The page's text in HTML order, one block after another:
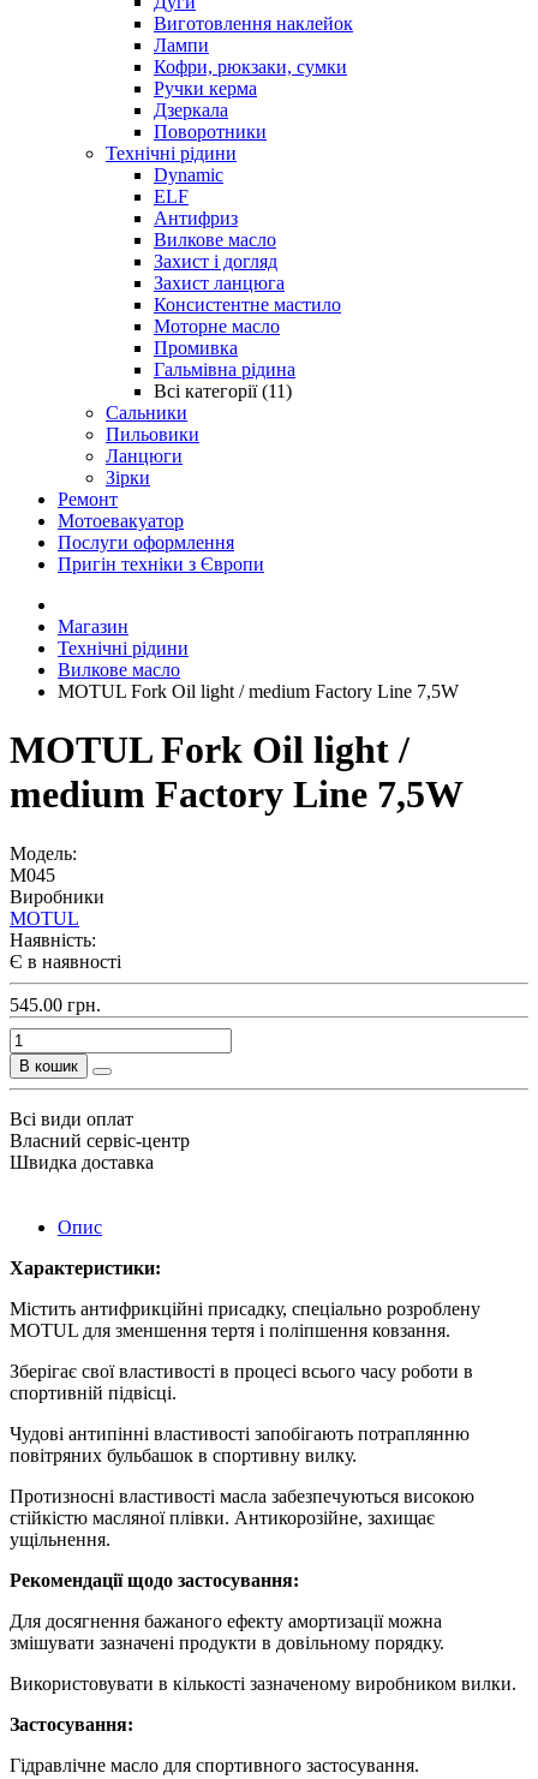
Виготовлення наклейок
Лампи
Кофри, рюкзаки, сумки
Ручки керма
Дзеркала
Поворотники
Технічні рідини
Dynamic
ELF
Антифриз
Вилкове масло
Захист і догляд
Захист ланцюга
Консистентне мастило
Моторне масло
Промивка
Гальмівна рідина
Всі категорії (11)
Сальники
Пильовики
Ланцюги
Зірки
Ремонт
Мотоевакуатор
Послуги оформлення
Пригін техніки з Європи
Магазин
Технічні рідини
Вилкове масло
MOTUL Fork Oil light / medium Factory Line 7,5W
MOTUL Fork Oil light /
medium Factory Line 7,5W
Модель:
M045
Виробники
MOTUL
Наявність:
Є в наявності
545.00 грн.
В кошик
Всі види оплат
Власний сервіс-центр
Швидка доставка
Опис
Характеристики:
Містить антифрикційні присадку, спеціально розроблену
MOTUL для зменшення тертя і поліпшення ковзання.
Зберігає свої властивості в процесі всього часу роботи в
спортивній підвісці.
Чудові антипінні властивості запобігають потраплянню
повітряних бульбашок в спортивну вилку.
Протизносні властивості масла забезпечуються високою
стійкістю масляної плівки. Антикорозійне, захищає
ущільнення.
Рекомендації щодо застосування:
Для досягнення бажаного ефекту амортизації можна
змішувати зазначені продукти в довільному порядку.
Використовувати в кількості зазначеному виробником вилки.
Застосування:
Гідравлічне масло для спортивного застосування.